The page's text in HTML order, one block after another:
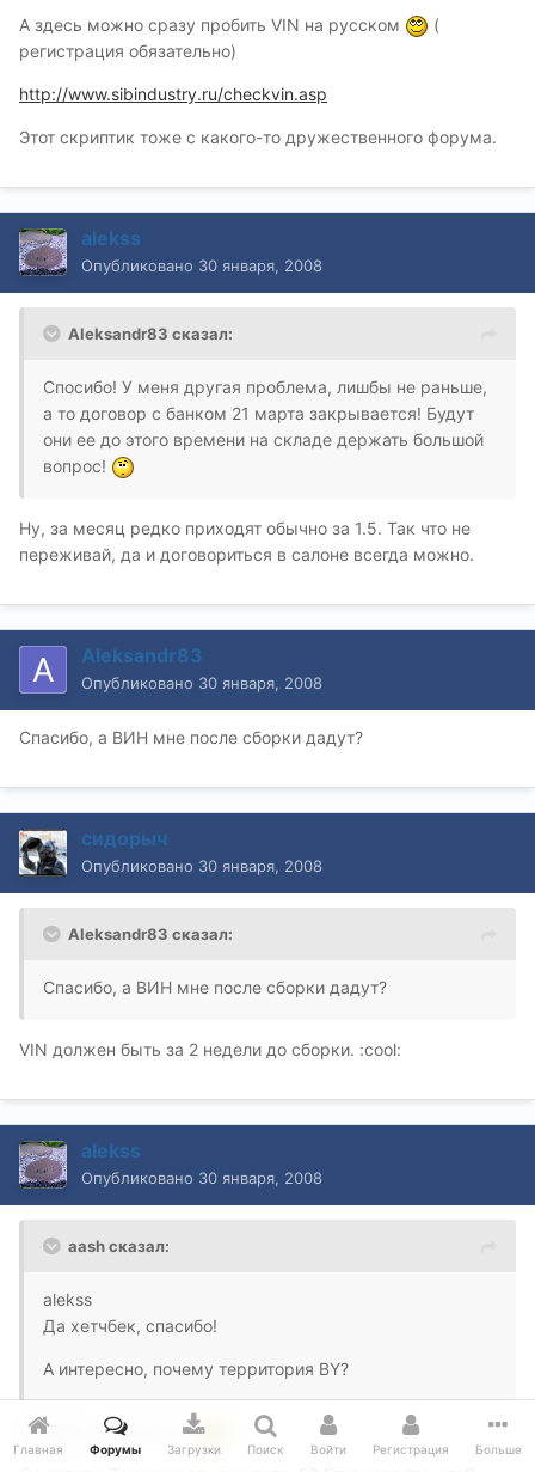
А здесь можно сразу пробить VIN на русском
(
регистрация обязательно)
http://www.sibindustry.ru/checkvin.asp
Этот скриптик тоже с какого-то дружественного форума.
alekss
Опубликовано 30 января, 2008
Aleksandr83 сказал:
Спосибо! У меня другая проблема, лишбы не раньше,
а то договор с банком 21 марта закрывается! Будут
они ее до этого времени на складе держать большой
вопрос!
Ну, за месяц редко приходят обычно за 1.5. Так что не
переживай, да и договориться в салоне всегда можно.
Aleksandr83
Опубликовано 30 января, 2008
Спасибо, а ВИН мне после сборки дадут?
сидорыч
Опубликовано 30 января, 2008
Aleksandr83 сказал:
Спасибо, а ВИН мне после сборки дадут?
VIN должен быть за 2 недели до сборки. :cool:
alekss
Опубликовано 30 января, 2008
aash сказал:
alekss
Да хетчбек, спасибо!
А интересно, почему территория BY?
Не знаю, у меня тоже
Главная Форумы Загрузки Поиск Войти Регистрация Больше